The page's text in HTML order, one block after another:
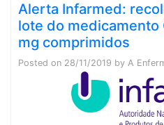
Alerta Infarmed:
lote do medicamento
mg comprimidos
Posted on 28/11/2019 by A